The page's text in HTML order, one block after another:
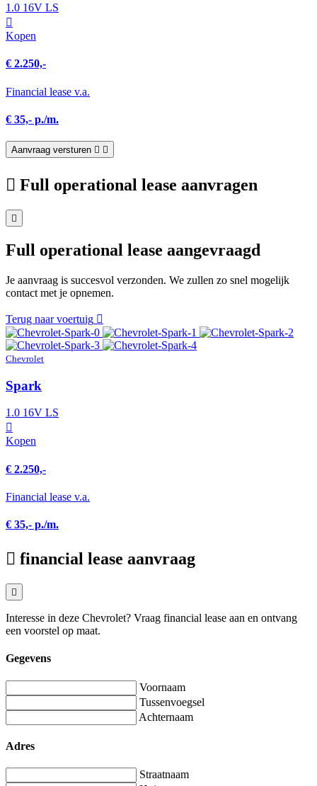
1.0 16V LS
Kopen
€ 2.250,-
Financial lease v.a.
€ 35,- p./m.
Aanvraag versturen
Full operational lease aanvragen
Full operational lease aangevraagd
Je aanvraag is succesvol verzonden. We zullen zo snel mogelijk
contact met je opnemen.
Terug naar voertuig
Chevrolet
Spark
1.0 16V LS
Kopen
€ 2.250,-
Financial lease v.a.
€ 35,- p./m.
financial lease aanvraag
Interesse in deze Chevrolet? Vraag financial lease aan en ontvang
een voorstel op maat.
Gegevens
Voornaam
Tussenvoegsel
Achternaam
Adres
Straatnaam